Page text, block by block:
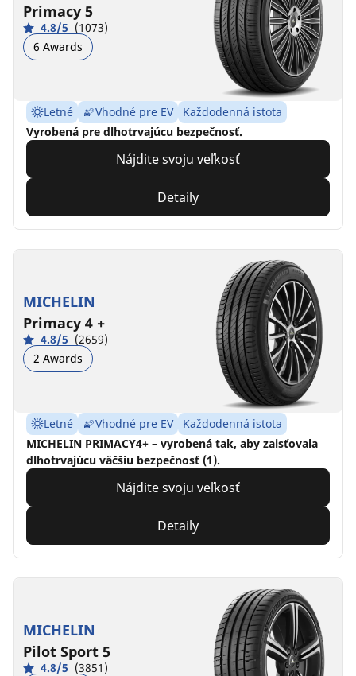
Primacy 5
4.8/5 (1073)
6 Awards
Letné Vhodné pre EV
Každodenná istota
Vyrobená pre dlhotrvajúcu bezpečnosť.
Nájdite svoju veľkosť
Detaily
MICHELIN
Primacy 4 +
4.8/5 (2659)
2 Awards
Letné Vhodné pre EV
Každodenná istota
MICHELIN PRIMACY4+ – vyrobená tak, aby zaisťovala
dlhotrvajúcu väčšiu bezpečnosť (1).
Nájdite svoju veľkosť
Detaily
MICHELIN
Pilot Sport 5
4.8/5 (3851)